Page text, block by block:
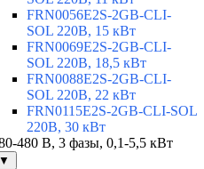
FRN0056E2S-2GB-CLI-
SOL 220В, 15 кВт
FRN0069E2S-2GB-CLI-
SOL 220В, 18,5 кВт
FRN0088E2S-2GB-CLI-
SOL 220В, 22 кВт
FRN0115E2S-2GB-CLI-SOL
220В, 30 кВт
480 В, 3 фазы, 0,1-5,5 кВт
▼